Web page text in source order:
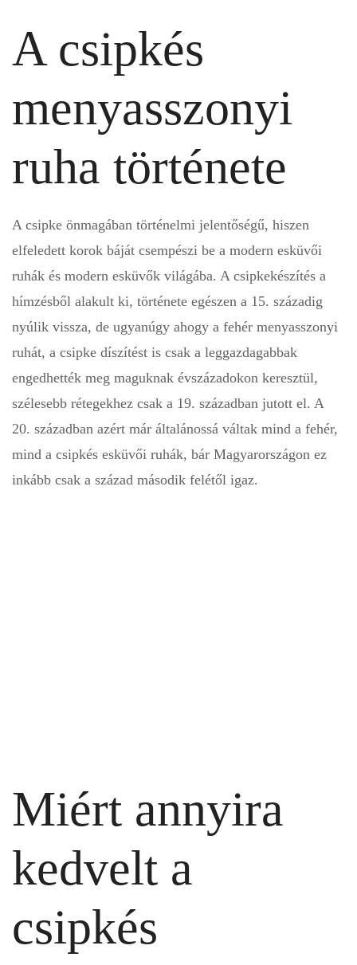
A csipkés
menyasszonyi
ruha története
A csipke önmagában történelmi jelentőségű, hiszen
elfeledett korok báját csempészi be a modern esküvői
ruhák és modern esküvők világába. A csipkekészítés a
hímzésből alakult ki, története egészen a 15. századig
nyúlik vissza, de ugyanúgy ahogy a fehér menyasszonyi
ruhát, a csipke díszítést is csak a leggazdagabbak
engedhették meg maguknak évszázadokon keresztül,
szélesebb rétegekhez csak a 19. században jutott el. A
20. században azért már általánossá váltak mind a fehér,
mind a csipkés esküvői ruhák, bár Magyarországon ez
inkább csak a század második felétől igaz.
Miért annyira
kedvelt a
csipkés